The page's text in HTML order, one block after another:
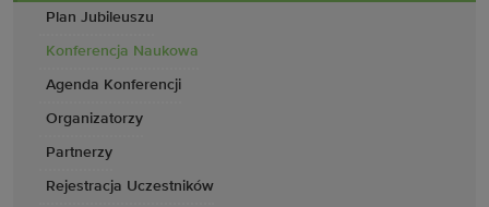
Plan Jubileuszu
Konferencja Naukowa
Agenda Konferencji
Organizatorzy
Partnerzy
Rejestracja Uczestników